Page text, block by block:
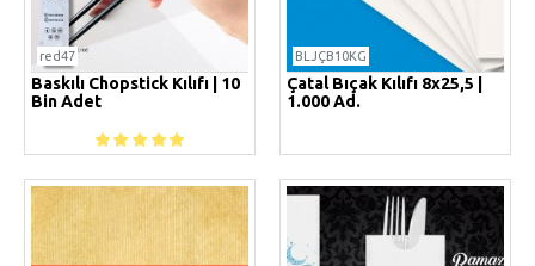
red47
Baskılı Chopstick Kılıfı | 10
Bin Adet
BLJÇB10KG
Çatal Bıçak Kılıfı 8x25,5 |
1.000 Ad.